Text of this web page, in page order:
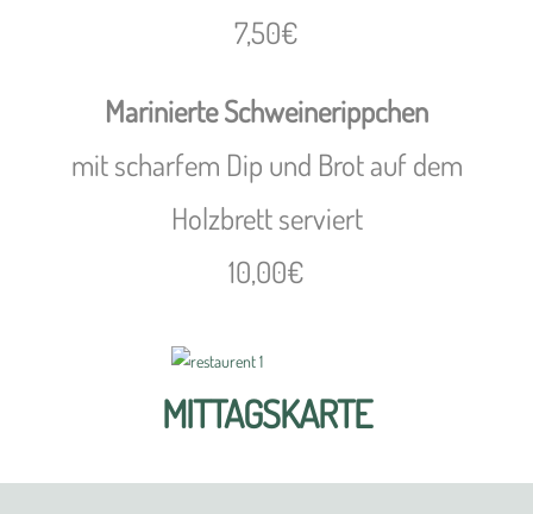
7,50€
Marinierte Schweinerippchen
mit scharfem Dip und Brot auf dem
Holzbrett serviert
10,00€
MITTAGSKARTE